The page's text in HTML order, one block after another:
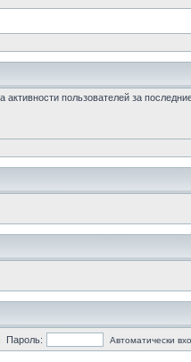
активности пользователей за
Пароль: Автоматически